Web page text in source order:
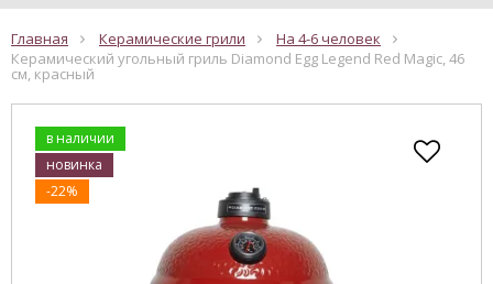
Главная Керамические грили
На 4-6 человек
Керамический угольный гриль Diamond Egg Legend Red Magic, 46
см, красный
в наличии
новинка
-22%